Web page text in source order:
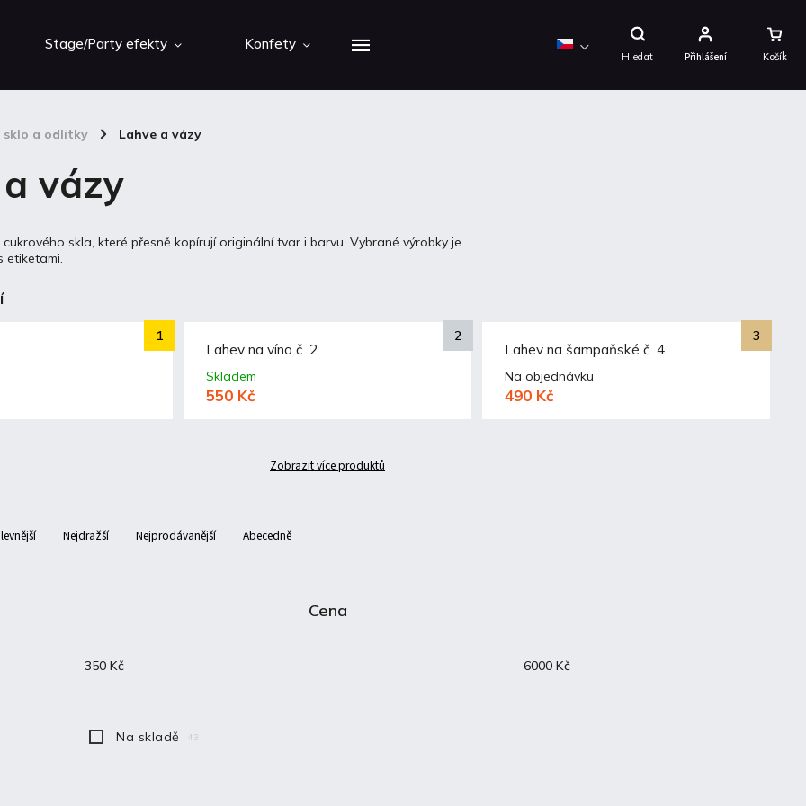
Hledat
Nákupní
Košík
Přihlášení
Stage/Party efekty Konfety
sklo a odlitky / Lahve a vázy
vázy
skla, které přesně kopírují originální tvar i barvu. Vybrané výrobky je
etiketami.
Lahev na víno č. 2
Skladem
550 Kč
Lahev na šampaňské č. 4
Na objednávku
490 Kč
Zobrazit více produktů
Nejdražší Nejprodávanější Abecedně
Cena
350 Kč 6000 Kč
Na skladě 43